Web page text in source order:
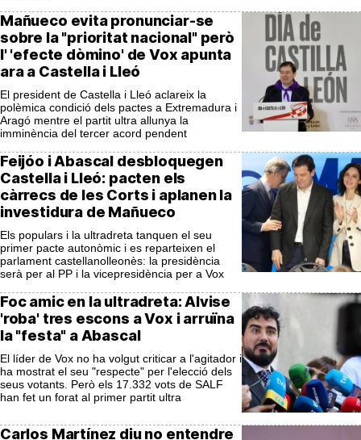
Mañueco evita pronunciar-se
sobre la "prioritat nacional" però
l' 'efecte dòmino' de Vox apunta
ara a Castella i Lleó
El president de Castella i Lleó aclareix la
polèmica condició dels pactes a Extremadura i
Aragó mentre el partit ultra allunya la
imminència del tercer acord pendent
Feijóo i Abascal desbloquegen
Castella i Lleó: pacten els
càrrecs de les Corts i aplanen la
investidura de Mañueco
Els populars i la ultradreta tanquen el seu
primer pacte autonòmic i es reparteixen el
parlament castellanolleonès: la presidència
serà per al PP i la vicepresidència per a Vox
Foc amic en la ultradreta: Alvise
'roba' tres escons a Vox i arruïna
la "festa" a Abascal
El líder de Vox no ha volgut criticar a l'agitador i
ha mostrat el seu "respecte" per l'elecció dels
seus votants. Però els 17.332 vots de SALF
han fet un forat al primer partit ultra
Carlos Martínez diu no entendre